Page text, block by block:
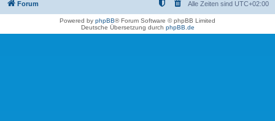
Forum Alle Zeiten sind UTC+02:00
Powered by phpBB® Forum Software © phpBB Limited
Deutsche Übersetzung durch phpBB.de